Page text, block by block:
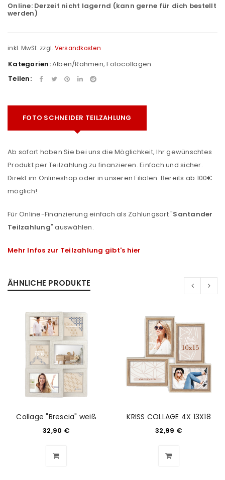
Online: Derzeit nicht lagernd (kann gerne für dich bestellt
werden)
inkl. MwSt. zzgl. Versandkosten
Kategorien:Alben/Rahmen,Fotocollagen
Teilen:
FOTO SCHNEIDER TEILZAHLUNG
Ab sofort haben Sie bei uns die Möglichkeit, Ihr gewünschtes
Produkt per Teilzahlung zu finanzieren. Einfach und sicher.
Direkt im Onlineshop oder in unseren Filialen. Bereits ab 100€
möglich!
Für Online-Finanzierung einfach als Zahlungsart "Santander
Teilzahlung" auswählen.
Mehr Infos zur Teilzahlung gibt's hier
ÄHNLICHE PRODUKTE
Collage "Brescia" weiß
32,90 €
KRISS COLLAGE 4X 13X18
32,99 €